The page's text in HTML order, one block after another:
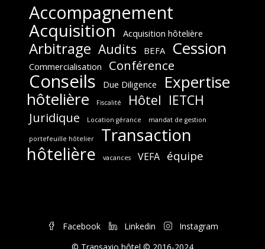
Accompagnement
Acquisition Acquisition hôtelière
Arbitrage Audits BEFA Cession
Commercialisation Conférence
Conseils Due Diligence
Expertise
hôtelière
Fiscalité Hôtel IETCH
Juridique Location gérance mandat de gestion
portefeuille hôtelier
Transaction
hôtelière
vacances VEFA équipe
Facebook Linkedin
Instagram